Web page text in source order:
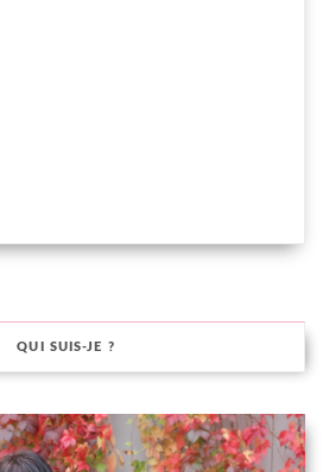
QUI SUIS-JE ?